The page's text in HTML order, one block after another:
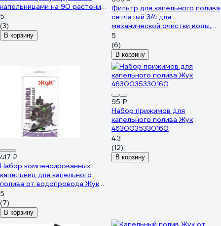
капельницами на 90 растений
с таймером Cicle 8005-00
4630035338005
5
(3)
В корзину
Фильтр для капельного полива
сетчатый 3/4 для
механической очистки воды,
разборный MPF ДС.071939
5
(6)
В корзину
417 ₽
Набор компенсированных
капельниц для капельного
полива от водопровода Жук
4630035330238
5
(7)
В корзину
95 ₽
Набор прижимов для
капельного полива Жук
4630035330160
4.3
(12)
В корзину